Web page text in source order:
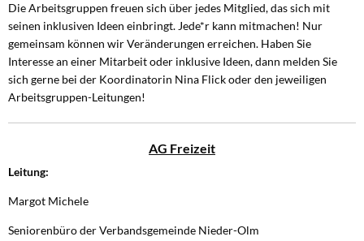
Die Arbeitsgruppen freuen sich über jedes Mitglied, das sich mit
seinen inklusiven Ideen einbringt. Jede*r kann mitmachen! Nur
gemeinsam können wir Veränderungen erreichen. Haben Sie
Interesse an einer Mitarbeit oder inklusive Ideen, dann melden Sie
sich gerne bei der Koordinatorin Nina Flick oder den jeweiligen
Arbeitsgruppen-Leitungen!
AG Freizeit
Leitung:
Margot Michele
Seniorenbüro der Verbandsgemeinde Nieder-Olm